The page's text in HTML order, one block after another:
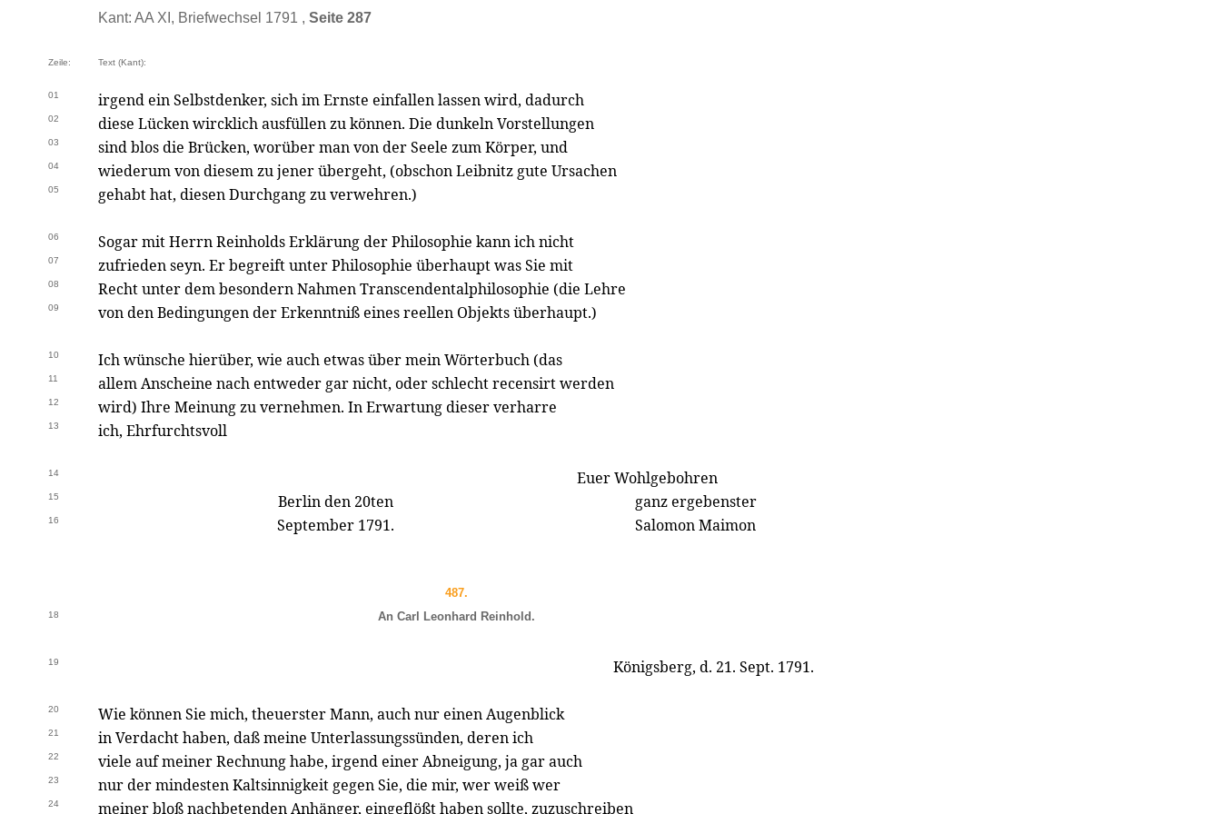
Kant: AA XI, Briefwechsel 1791 , Seite 287
Zeile: Text (Kant):
01 irgend ein Selbstdenker, sich im Ernste einfallen lassen wird, dadurch
02 diese Lücken wircklich ausfüllen zu können. Die dunkeln Vorstellungen
03 sind blos die Brücken, worüber man von der Seele zum Körper, und
04 wiederum von diesem zu jener übergeht, (obschon Leibnitz gute Ursachen
05 gehabt hat, diesen Durchgang zu verwehren.)
06 Sogar mit Herrn Reinholds Erklärung der Philosophie kann ich nicht
07 zufrieden seyn. Er begreift unter Philosophie überhaupt was Sie mit
08 Recht unter dem besondern Nahmen Transcendentalphilosophie (die Lehre
09 von den Bedingungen der Erkenntniß eines reellen Objekts überhaupt.)
10 Ich wünsche hierüber, wie auch etwas über mein Wörterbuch (das
11 allem Anscheine nach entweder gar nicht, oder schlecht recensirt werden
12 wird) Ihre Meinung zu vernehmen. In Erwartung dieser verharre
13 ich, Ehrfurchtsvoll
14 Euer Wohlgebohren
15 Berlin den 20ten ganz ergebenster
16 September 1791. Salomon Maimon
487.
18 An Carl Leonhard Reinhold.
19 Königsberg, d. 21. Sept. 1791.
20 Wie können Sie mich, theuerster Mann, auch nur einen Augenblick
21 in Verdacht haben, daß meine Unterlassungssünden, deren ich
22 viele auf meiner Rechnung habe, irgend einer Abneigung, ja gar auch
23 nur der mindesten Kaltsinnigkeit gegen Sie, die mir, wer weiß wer
24 meiner bloß nachbetenden Anhänger, eingeflößt haben sollte, zuzuschreiben